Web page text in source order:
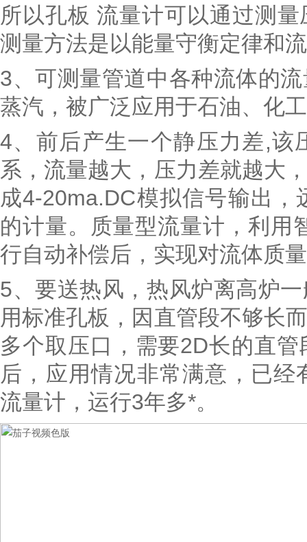
所以孔板 流量计可以通过测
测量方法是以能量守衡定律和
3、可测量管道中各种流体的
蒸汽，被广泛应用于石油、化
4、前后产生一个静压力差,该
系，流量越大，压力差就越大
成4-20ma.DC模拟信号输出
的计量。质量型流量计，利用
行自动补偿后，实现对流体质
5、要送热风，热风炉离高炉
用标准孔板，因直管段不够长
多个取压口，需要2D长的直
后，应用情况非常满意，已
流量计，运行3年多*。